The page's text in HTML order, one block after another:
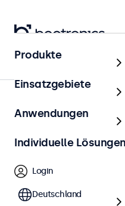
Startseite
Produkte
Einsatzgebiete
Anwendungen
Individuelle Lösungen
Login
Deutschland